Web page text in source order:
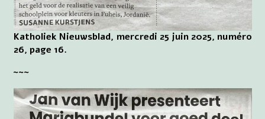
Katholiek Nieuwsblad, mercredi 25 juin 2025, numéro
26, page 16.
~~~